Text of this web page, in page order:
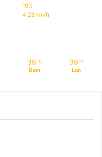
19%
4.28 km/h
39 ℃
Dom
39 ℃
Lun